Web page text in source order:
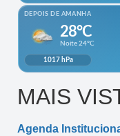
MAIS
Agenda